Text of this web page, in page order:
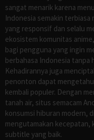
sangat menarik karena
Indonesia semakin
yang responsif dan selalu
ekosistem komunitas
bagi pengguna yang ingin
berbahasa Indonesia tanpa
Kehadirannya juga
penonton dapat
kembali populer. Dengan
tanah air, situs semacam
konsumsi hiburan modern,
mengutamakan kecepatan,
subtitle yang baik.